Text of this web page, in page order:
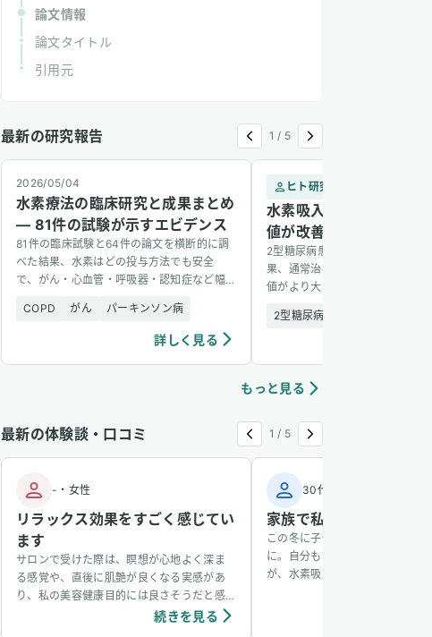
論文情報
論文タイトル
引用元
最新の研究報告 1 / 5
2026/05/04
水素療法の臨床研究と成果まとめ
— 81件の試験が示すエビデンス
81件の臨床試験と64件の論文を横断的に調
べた結果、水素はどの投与方法でも安全
で、がん・心血管・呼吸器・認知症など幅
COPD
がん パーキンソン病
詳しく見る
ヒト研究
水素吸入で2型糖尿病患
値が改善 — 1,088名の
2型糖尿病患者1,088名を6か月追
果、通常治療に水素吸入を加え
値がより大きく改善し、副作用
2型糖尿病
もっと見る
最新の体験談・口コミ 1 / 5
- ・ 女性
リラックス効果をすごく感じてい
ます
サロンで受けた際は、瞑想が心地よく深ま
る感覚や、直後に肌艶が良くなる実感があ
り、私の美容健康目的には良さそうだと感
じています。個人の感想ではありますが、吸
続きを見る
30代
家族で私だけ風邪をひか
この冬に子供が風邪をひき、そ
に。自分もかかるかなと思って
が、水素吸入をしているおかげ